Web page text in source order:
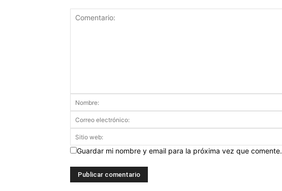
Guardar mi nombre y email para la próxima vez que comente.